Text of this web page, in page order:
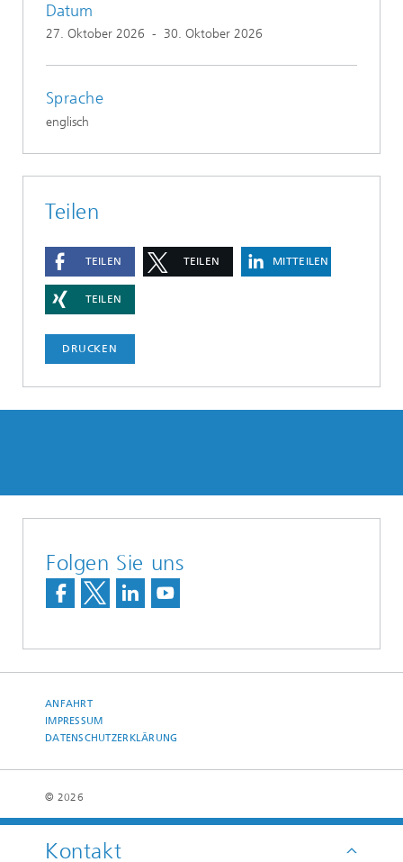
Datum
27. Oktober 2026 - 30. Oktober 2026
Sprache
englisch
Kontakt
Teilen
TEILEN TEILEN MITTEILEN
TEILEN
DRUCKEN
Folgen Sie uns
ANFAHRT
IMPRESSUM
DATENSCHUTZERKLÄRUNG
© 2026